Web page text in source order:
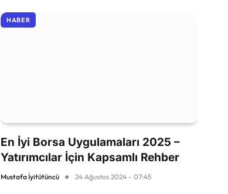
HABER
En İyi Borsa Uygulamaları 2025 –
Yatırımcılar İçin Kapsamlı Rehber
Mustafa İyitütüncü 24 Ağustos 2024 - 07:45